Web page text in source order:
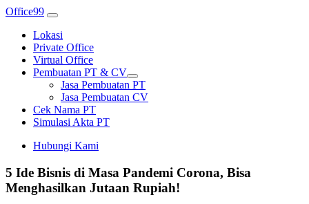
Office99
Lokasi
Private Office
Virtual Office
Pembuatan PT & CV
Jasa Pembuatan PT
Jasa Pembuatan CV
Cek Nama PT
Simulasi Akta PT
Hubungi Kami
5 Ide Bisnis di Masa Pandemi Corona, Bisa
Menghasilkan Jutaan Rupiah!